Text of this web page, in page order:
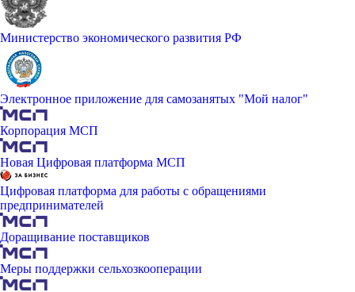
Министерство экономического развития РФ
Электронное приложение для самозанятых "Мой налог"
Корпорация МСП
Новая Цифровая платформа МСП
Цифровая платформа для работы с обращениями
предпринимателей
Доращивание поставщиков
Меры поддержки сельхозкооперации